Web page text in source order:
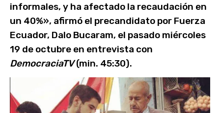
informales, y ha afectado la recaudación en
un 40%», afirmó el precandidato por Fuerza
Ecuador, Dalo Bucaram, el pasado miércoles
19 de octubre en entrevista con
DemocraciaTV(min. 45:30).